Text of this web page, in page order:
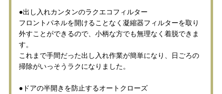
●出し入れカンタンのラクエコフィルター
フロントパネルを開けることなく凝縮器フィルターを取り
外すことができるので、小柄な方でも無理なく着脱できま
す。
これまで手間だった出し入れ作業が簡単になり、日ごろの
掃除がいっそうラクになりました。
●ドアの半開きを防止するオートクローズ